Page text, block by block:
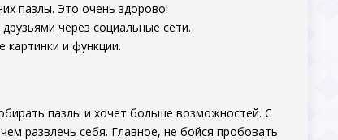
пазлы. Это очень здорово!
через социальные сети.
картинки и функции.
пазлы и хочет больше возможностей. С
развлечь себя. Главное, не бойся пробовать